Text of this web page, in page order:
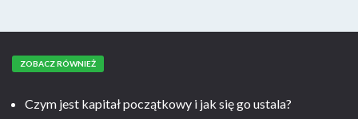
ZOBACZ RÓWNIEŻ
Czym jest kapitał początkowy i jak się go ustala?